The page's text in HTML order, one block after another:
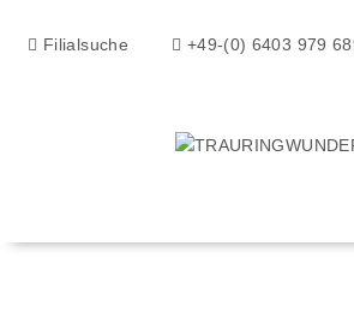
Filialsuche +49-(0) 6403 979